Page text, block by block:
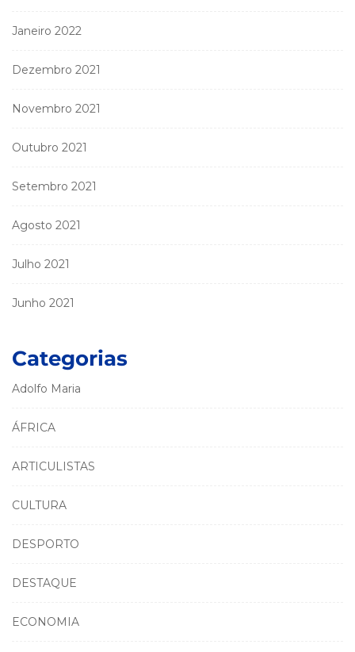
Janeiro 2022
Dezembro 2021
Novembro 2021
Outubro 2021
Setembro 2021
Agosto 2021
Julho 2021
Junho 2021
Categorias
Adolfo Maria
ÁFRICA
ARTICULISTAS
CULTURA
DESPORTO
DESTAQUE
ECONOMIA